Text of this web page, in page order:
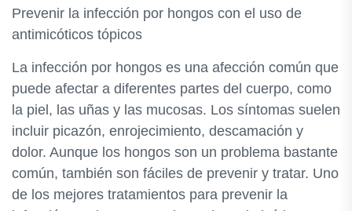
Prevenir la infección por hongos con el uso de
antimicóticos tópicos
La infección por hongos es una afección común que
puede afectar a diferentes partes del cuerpo, como
la piel, las uñas y las mucosas. Los síntomas suelen
incluir picazón, enrojecimiento, descamación y
dolor. Aunque los hongos son un problema bastante
común, también son fáciles de prevenir y tratar. Uno
de los mejores tratamientos para prevenir la